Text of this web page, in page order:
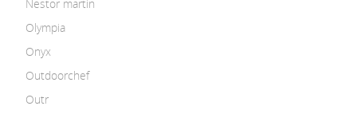
Nestor martin
Olympia
Onyx
Outdoorchef
Outr